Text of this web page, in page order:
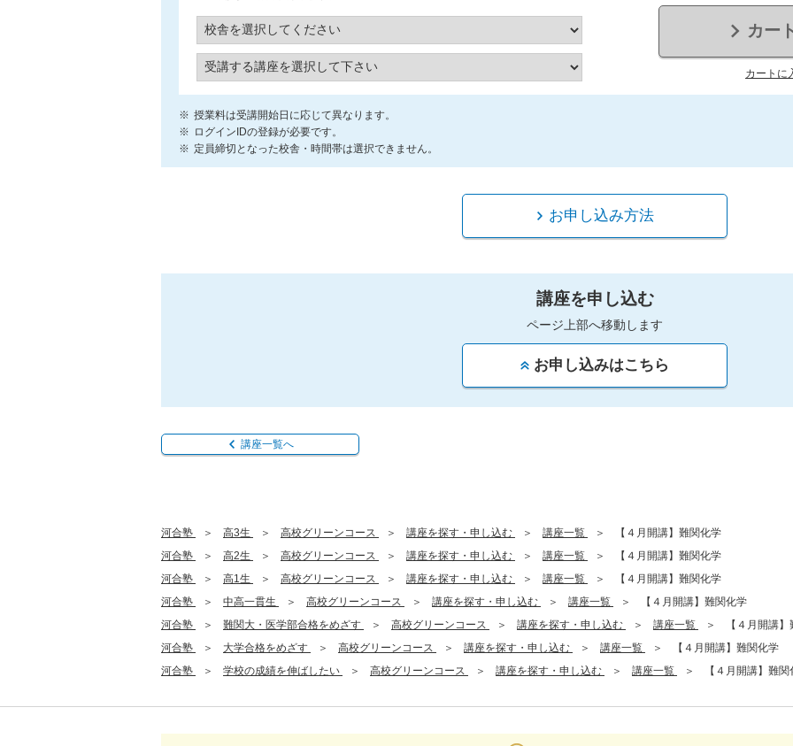
カー
カートに
授業料は受講開始日に応じて異なります。
ログインIDの登録が必要です。
定員締切となった校舎・時間帯は選択できません。
お申し込み方法
講座を申し込む
ページ上部へ移動します
お申し込みはこちら
講座一覧へ
河合塾 高3生 高校グリーンコース 講座を探す・申し込む 講座一覧
【４月開講】難関化学
河合塾
高2生 高校グリーンコース 講座を探す・申し込む 講座一覧
【４月開講】難関化学
河合塾
高1生 高校グリーンコース 講座を探す・申し込む 講座一覧
【４月開講】難関化学
河合塾
中高一貫生 高校グリーンコース 講座を探す・申し込む 講座一覧
【４月開講】難関化学
河合塾
難関大・医学部合格をめざす 高校グリーンコース 講座を探す・申し込む 講座一覧
【４月開講
河合塾
大学合格をめざす 高校グリーンコース 講座を探す・申し込む 講座一覧
【４月開講】難関化学
河合塾
学校の成績を伸ばしたい 高校グリーンコース 講座を探す・申し込む 講座一覧 【４月開講】難関